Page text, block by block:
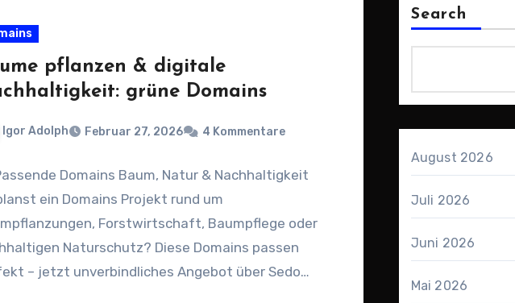
pflanzen & digitale
grüne Domains
Igor Adolph Februar 27, 2026 4 Kommentare
Domains Baum, Natur & Nachhaltigkeit
ein Domains Projekt rund um
Forstwirtschaft, Baumpflege oder
Naturschutz? Diese Domains passen
– jetzt unverbindliches Angebot über Sedo…
Search
August 2026
Juli 2026
Juni 2026
Mai 2026